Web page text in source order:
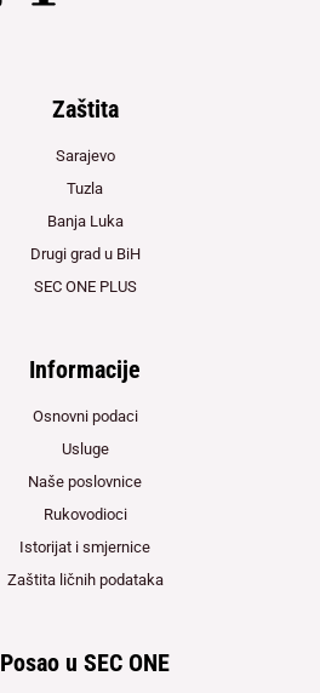
Zaštita
Sarajevo
Tuzla
Banja Luka
Drugi grad u BiH
SEC ONE PLUS
Informacije
Osnovni podaci
Usluge
Naše poslovnice
Rukovodioci
Istorijat i smjernice
Zaštita ličnih podataka
Posao u SEC ONE